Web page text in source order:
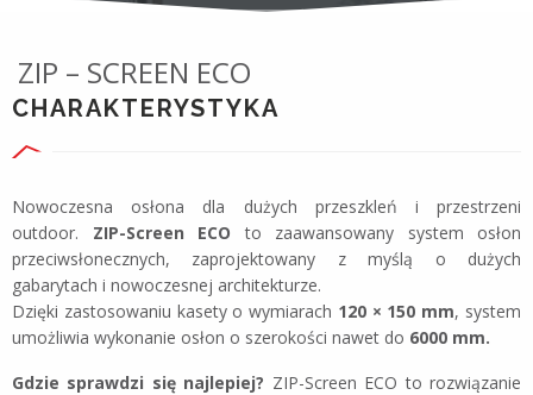
ZIP – SCREEN ECO
CHARAKTERYSTYKA
Nowoczesna osłona dla dużych przeszkleń i przestrzeni
outdoor. ZIP-Screen ECO to zaawansowany system osłon
przeciwsłonecznych, zaprojektowany z myślą o dużych
gabarytach i nowoczesnej architekturze.
Dzięki zastosowaniu kasety o wymiarach 120 × 150 mm, system
umożliwia wykonanie osłon o szerokości nawet do 6000 mm.
Gdzie sprawdzi się najlepiej? ZIP-Screen ECO to rozwiązanie